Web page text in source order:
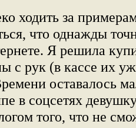
ходить за
что однажды
Я решила
с рук (в кассе их
оставалось
в соцсетях
того, что не